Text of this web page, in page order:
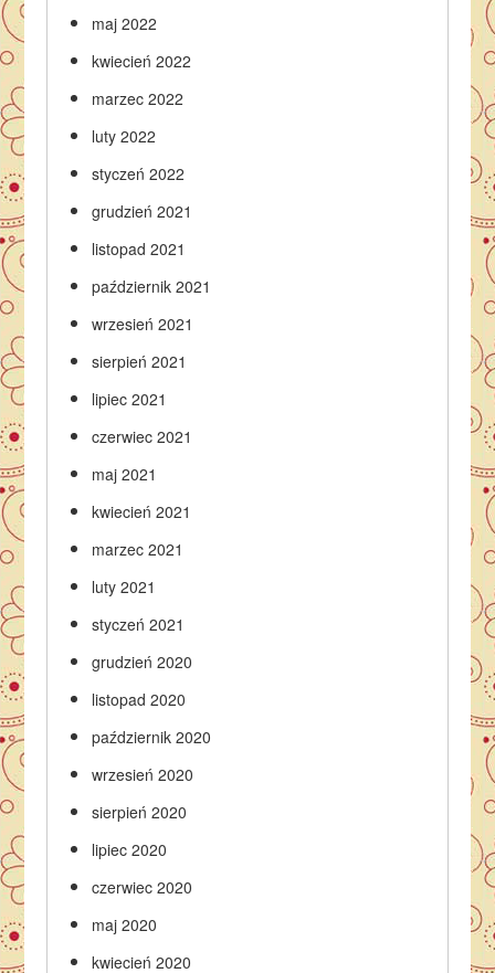
maj 2022
kwiecień 2022
marzec 2022
luty 2022
styczeń 2022
grudzień 2021
listopad 2021
październik 2021
wrzesień 2021
sierpień 2021
lipiec 2021
czerwiec 2021
maj 2021
kwiecień 2021
marzec 2021
luty 2021
styczeń 2021
grudzień 2020
listopad 2020
październik 2020
wrzesień 2020
sierpień 2020
lipiec 2020
czerwiec 2020
maj 2020
kwiecień 2020